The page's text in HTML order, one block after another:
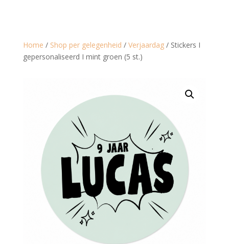
Home / Shop per gelegenheid / Verjaardag/ Stickers I
gepersonaliseerd I mint groen (5 st.)